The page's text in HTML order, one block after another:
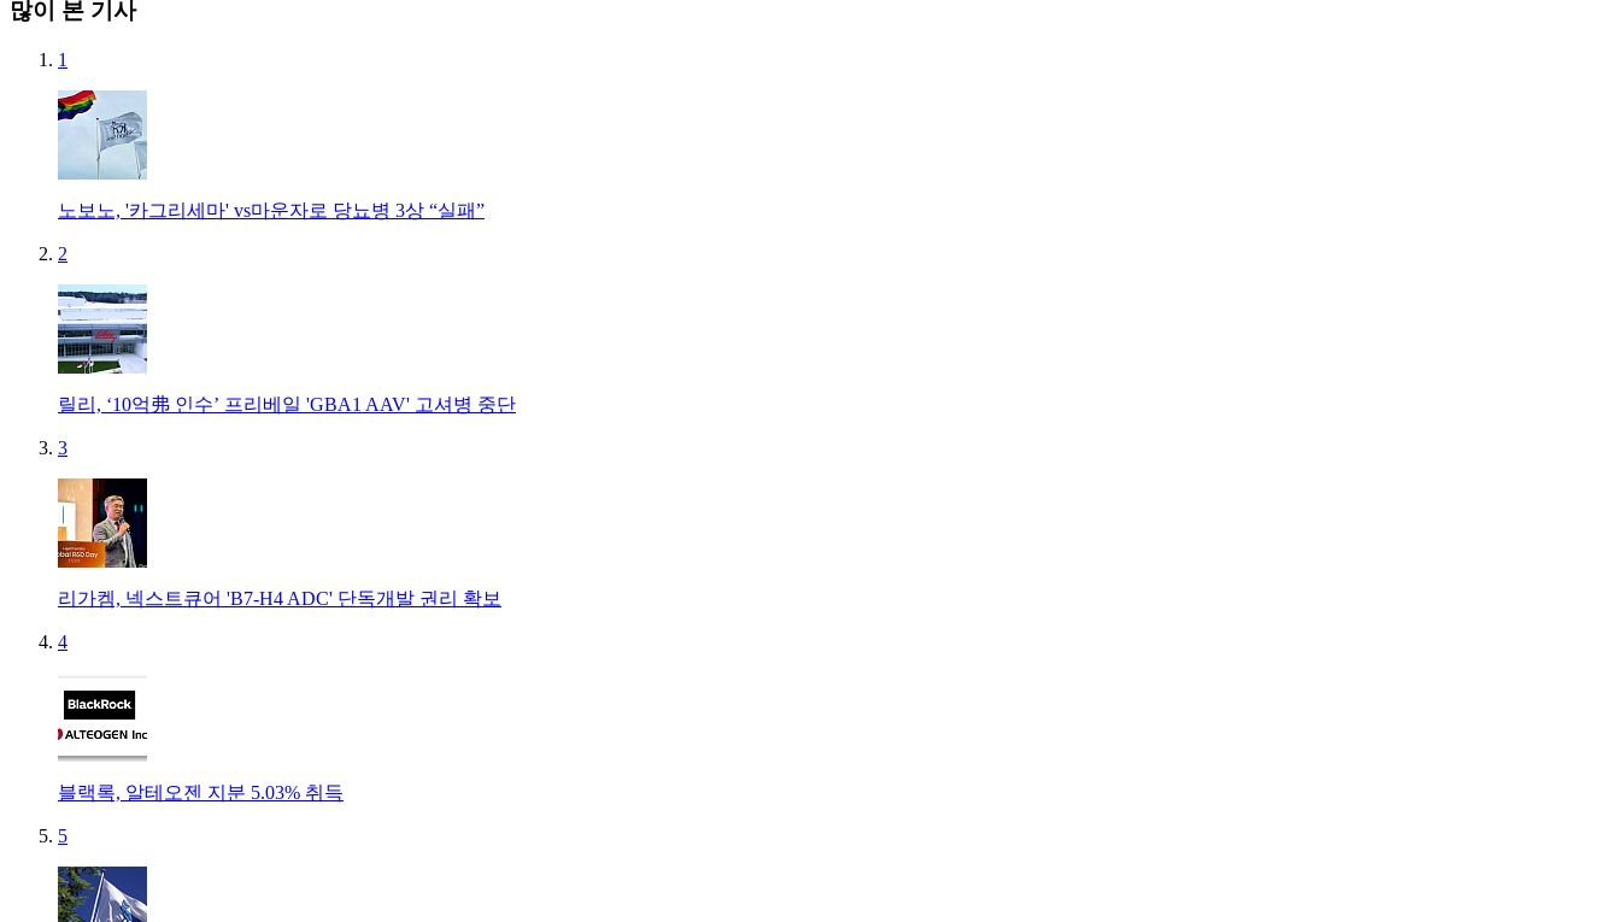
많이 본 기사
1
노보노, '카그리세마' vs마운자로 당뇨병 3상 “실패”
2
릴리, ‘10억弗 인수’ 프리베일 'GBA1 AAV' 고셔병 중단
3
리가켐, 넥스트큐어 'B7-H4 ADC' 단독개발 권리 확보
4
블랙록, 알테오젠 지분 5.03% 취득
5